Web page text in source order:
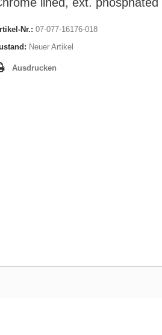
Nr.: 07-077-16176-018
Neuer Artikel
Ausdrucken